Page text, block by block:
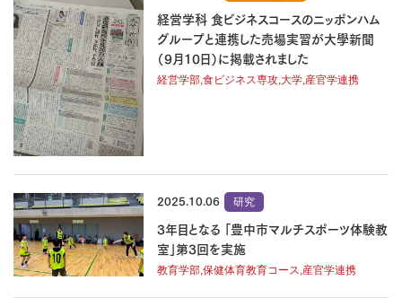
経営学科 食ビジネスコースのニッポンハム
グループと連携した売場実習が大學新聞
（9月10日）に掲載されました
経営学部,食ビジネス専攻,大学,産官学連携
2025.10.06 研究
3年目となる 「豊中市マルチスポーツ体験教
室」第3回を実施
教育学部,保健体育教育コース,産官学連携